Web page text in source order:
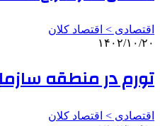
اقتصادی > اقتصاد کلان
۱۴۰۲/۱۰/۲۰
تورم در منطقه
اقتصادی > اقتصاد کلان